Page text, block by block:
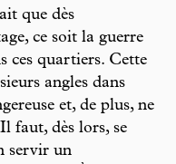
que dès
ce soit la guerre
ces quartiers. Cette
angles dans
et, de plus, ne
faut, dès lors, se
servir un